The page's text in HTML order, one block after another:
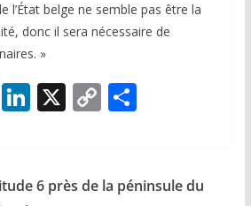
l’État belge ne semble pas être la
donc il sera nécessaire de
»
Li
e
X C
y
P
g
6 près de la péninsule du